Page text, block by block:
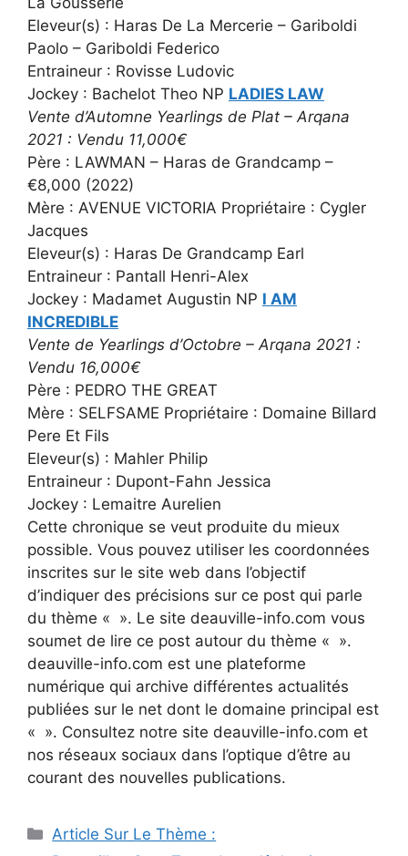
Eleveur(s) : Haras De La Mercerie – Gariboldi
Paolo – Gariboldi Federico
Entraineur : Rovisse Ludovic
Jockey : Bachelot Theo NP LADIES LAW
Vente d’Automne Yearlings de Plat – Arqana
2021 : Vendu 11,000€
Père : LAWMAN – Haras de Grandcamp –
€8,000 (2022)
Mère : AVENUE VICTORIA Propriétaire : Cygler
Jacques
Eleveur(s) : Haras De Grandcamp Earl
Entraineur : Pantall Henri-Alex
Jockey : Madamet Augustin NP I AM
INCREDIBLE
Vente de Yearlings d’Octobre – Arqana 2021 :
Vendu 16,000€
Père : PEDRO THE GREAT
Mère : SELFSAME Propriétaire : Domaine Billard
Pere Et Fils
Eleveur(s) : Mahler Philip
Entraineur : Dupont-Fahn Jessica
Jockey : Lemaitre Aurelien
Cette chronique se veut produite du mieux
possible. Vous pouvez utiliser les coordonnées
inscrites sur le site web dans l’objectif
d’indiquer des précisions sur ce post qui parle
du thème « ». Le site deauville-info.com vous
soumet de lire ce post autour du thème « ».
deauville-info.com est une plateforme
numérique qui archive différentes actualités
publiées sur le net dont le domaine principal est
« ». Consultez notre site deauville-info.com et
nos réseaux sociaux dans l’optique d’être au
courant des nouvelles publications.
Catégories
Article Sur Le Thème :